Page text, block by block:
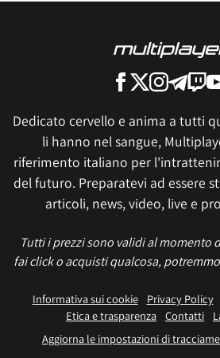
Dedicato cervello e anima a tutti
li hanno nel sangue,
riferimento italiano per
del futuro. Preparatevi ad essere
articoli, news, video, live e
Tutti i prezzi sono validi al momento
fai click o acquisti qualcosa,
Informativa sui cookie Privacy Policy
Etica e trasparenza Contatti
Aggiorna le impostazioni di